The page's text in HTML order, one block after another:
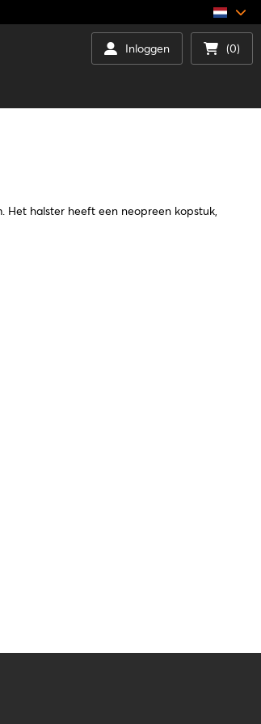
Inloggen (0)
Het halster heeft een neopreen kopstuk,